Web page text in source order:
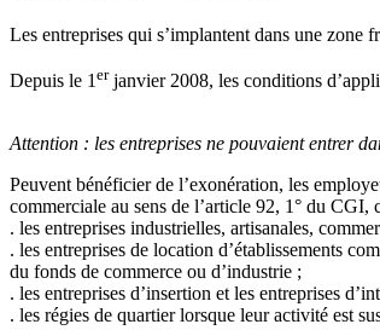
Les entreprises qui s’implantent dans une zone
Depuis le 1 erjanvier 2008, les conditions
Attention : les entreprises ne pouvaient entrer
Peuvent bénéficier de l’exonération, les
commerciale au sens de l’article 92, 1° du CGI,
. les entreprises industrielles, artisanales,
. les entreprises de location d’établissements
du fonds de commerce ou d’industrie ;
. les entreprises d’insertion et les entreprises
. les régies de quartier lorsque leur activité est